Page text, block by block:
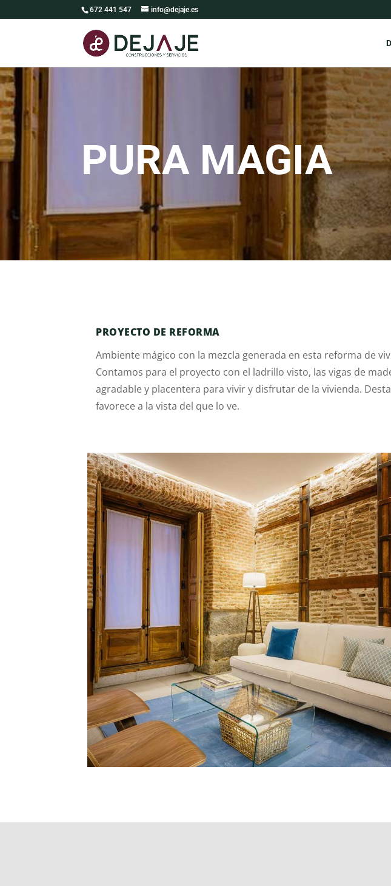
672 441 547 info@dejaje.es
PURA MAGIA
PROYECTO DE REFORMA
Ambiente mágico con la mezcla generada en esta reforma de
Contamos para el proyecto con el ladrillo visto, las vigas de
agradable y placentera para vivir y disfrutar de la vivienda.
favorece a la vista del que lo ve.